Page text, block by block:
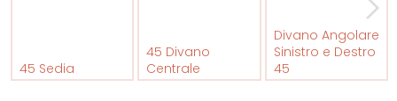
45 Sedia
45 Divano
Centrale
Divano Angolare
Sinistro e Destro
45